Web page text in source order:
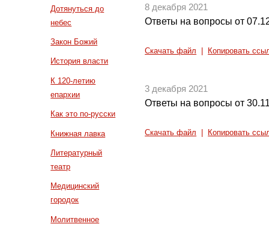
Дотянуться до
небес
Закон Божий
История власти
К 120-летию
епархии
Как это по-русски
Книжная лавка
Литературный
театр
Медицинский
городок
Молитвенное
8 декабря 2021
Ответы на вопросы от
Скачать файл Копировать
3 декабря 2021
Ответы на вопросы от
Скачать файл Копировать